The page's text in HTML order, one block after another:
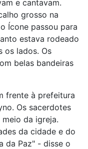
e cantavam.
grosso na
Ícone passou para
estava rodeado
os lados. Os
belas bandeiras
frente à prefeitura
Os sacerdotes
da igreja.
da cidade e do
da Paz" - disse o